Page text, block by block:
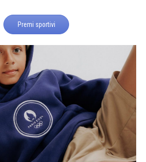
Premi sportivi